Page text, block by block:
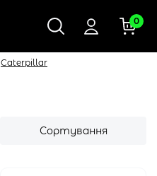
0
Caterpillar
Сортування